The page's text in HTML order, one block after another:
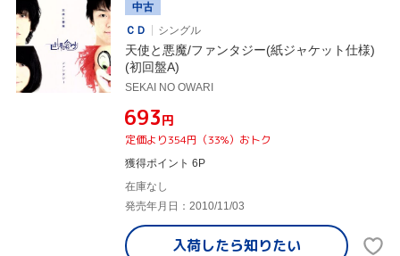
中古
ＣＤ
シングル
天使と悪魔/ファンタジー(紙ジャケット仕様)
(初回盤A)
SEKAI NO OWARI
¥693円
定価より354円（33%）おトク
獲得ポイント 6P
在庫なし
発売年月日：2010/11/03
入荷したら知りたい